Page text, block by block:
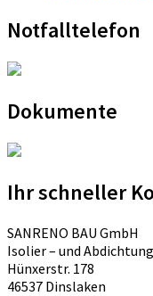
Notfalltelefon
Dokumente
Ihr schneller
SANRENO BAU GmbH
Isolier – und
Hünxerstr. 178
46537 Dinslaken